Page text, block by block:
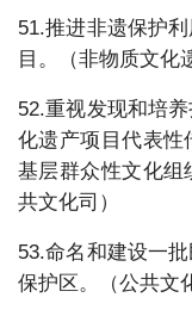
51.推进非遗保护
目。（非物质文化
52.重视发现和培
化遗产项目代表性
基层群众性文化组
共文化司）
53.命名和建设一
保护区。（公共文